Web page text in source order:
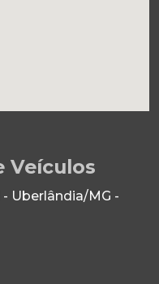
Veículos
Uberlândia/MG -